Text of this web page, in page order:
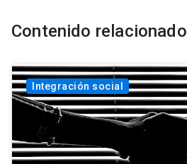
Contenido relacionado
Integración social